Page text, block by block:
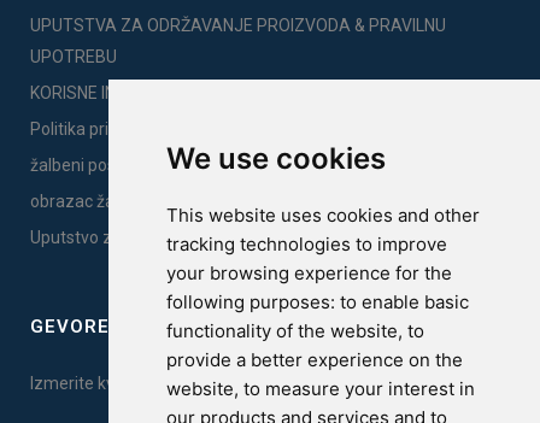
We use cookies
This website uses cookies and other
tracking technologies to improve
your browsing experience for the
following purposes: to enable basic
functionality of the website, to
provide a better experience on the
website, to measure your interest in
our products and services and to
UPUTSTVA ZA ODRŽAVANJE PROIZVODA & PRAVILNU
UPOTREBU
KORISNE INFORMACIJE
Politika privatnosti
žalbeni postupak
obrazac žalbe
Uputstvo za montažu
GEVOREST SLEEP QUALITY INDEX
Izmerite kvalitet vašeg sna. Uradite test ovde!